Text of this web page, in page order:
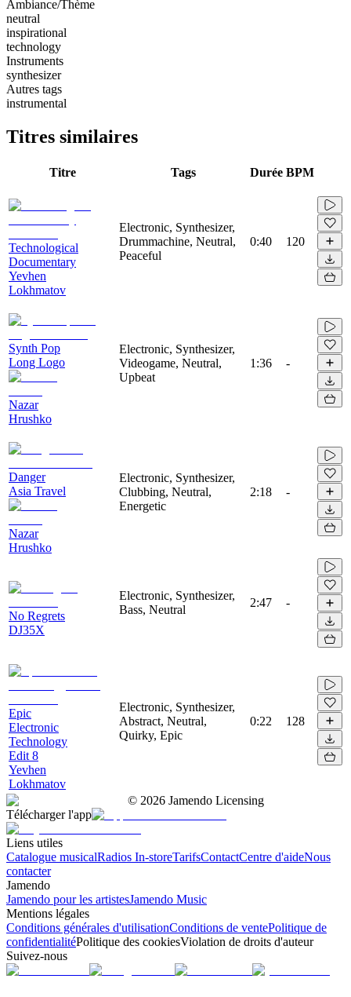
Ambiance/Thème
neutral
inspirational
technology
Instruments
synthesizer
Autres tags
instrumental
Titres similaires
Titre Tags Durée BPM
Technological
Documentary
Yevhen
Lokhmatov
Electronic, Synthesizer,
Drummachine, Neutral,
Peaceful
0:40 120
Synth Pop
Long Logo
Nazar
Hrushko
Electronic, Synthesizer,
Videogame, Neutral,
Upbeat
1:36 -
Danger
Asia Travel
Nazar
Hrushko
Electronic, Synthesizer,
Clubbing, Neutral,
Energetic
2:18 -
No Regrets
DJ35X
Electronic, Synthesizer,
Bass, Neutral
2:47 -
Epic
Electronic
Technology
Edit 8
Yevhen
Lokhmatov
Electronic, Synthesizer,
Abstract, Neutral,
Quirky, Epic
0:22 128
© 2026 Jamendo Licensing
Télécharger l'app
Liens utiles
Catalogue musicalRadios In-storeTarifsContactCentre d'aideNous
contacter
Jamendo
Jamendo pour les artistesJamendo Music
Mentions légales
Conditions générales d'utilisationConditions de ventePolitique de
confidentialitéPolitique des cookiesViolation de droits d'auteur
Suivez-nous